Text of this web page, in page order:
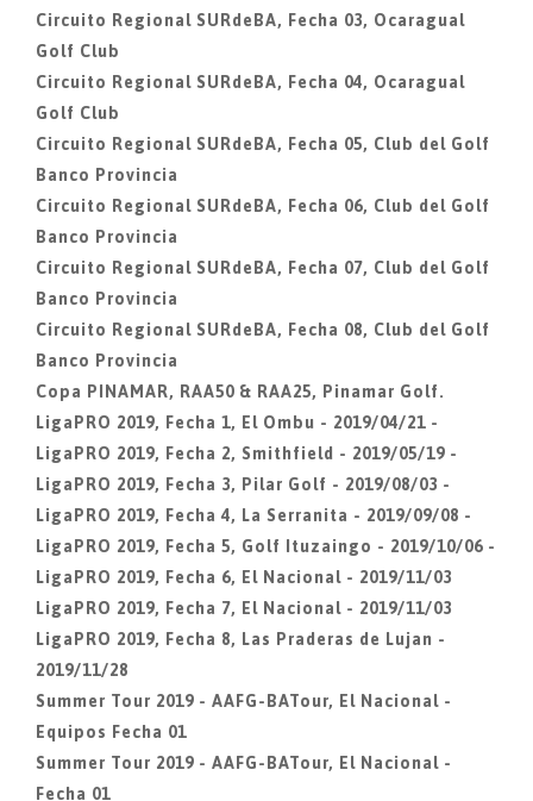
Circuito Regional SURdeBA, Fecha 03, Ocaragual
Golf Club
Circuito Regional SURdeBA, Fecha 04, Ocaragual
Golf Club
Circuito Regional SURdeBA, Fecha 05, Club del Golf
Banco Provincia
Circuito Regional SURdeBA, Fecha 06, Club del Golf
Banco Provincia
Circuito Regional SURdeBA, Fecha 07, Club del Golf
Banco Provincia
Circuito Regional SURdeBA, Fecha 08, Club del Golf
Banco Provincia
Copa PINAMAR, RAA50 & RAA25, Pinamar Golf.
LigaPRO 2019, Fecha 1, El Ombu - 2019/04/21 -
LigaPRO 2019, Fecha 2, Smithfield - 2019/05/19 -
LigaPRO 2019, Fecha 3, Pilar Golf - 2019/08/03 -
LigaPRO 2019, Fecha 4, La Serranita - 2019/09/08 -
LigaPRO 2019, Fecha 5, Golf Ituzaingo - 2019/10/06 -
LigaPRO 2019, Fecha 6, El Nacional - 2019/11/03
LigaPRO 2019, Fecha 7, El Nacional - 2019/11/03
LigaPRO 2019, Fecha 8, Las Praderas de Lujan -
2019/11/28
Summer Tour 2019 - AAFG-BATour, El Nacional -
Equipos Fecha 01
Summer Tour 2019 - AAFG-BATour, El Nacional -
Fecha 01